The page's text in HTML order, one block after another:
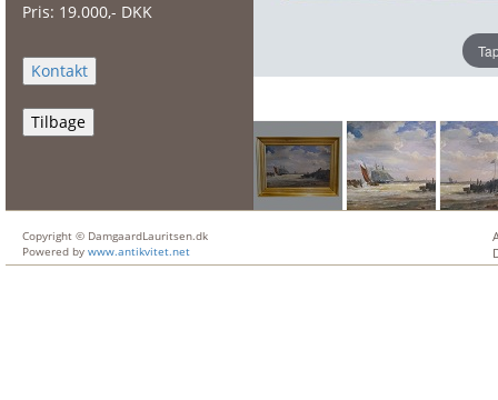
Pris: 19.000,- DKK
Tilbage
Copyright © DamgaardLauritsen.dk
Powered by www.antikvitet.net